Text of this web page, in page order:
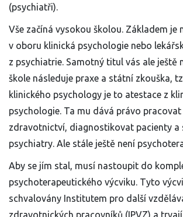
(psychiatři).
Vše začíná vysokou školou. Základem je
v oboru klinická psychologie nebo
z psychiatrie. Samotný titul vás ale ještě
škole následuje praxe a státní zkouška,
klinického psychology je to atestace z
psychologie. Ta mu dává právo pracovat
zdravotnictví, diagnostikovat pacienty a
psychiatry. Ale stále ještě není
Aby se jím stal, musí nastoupit do
psychoterapeutického výcviku. Tyto
schvalovány Institutem pro další
zdravotnických pracovníků (IPVZ) a